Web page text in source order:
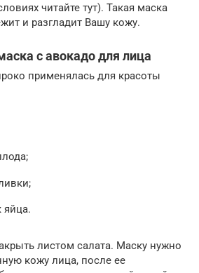
читайте тут). Такая маска
и разгладит Вашу кожу.
с авокадо для лица
применялась для красоты
яйца.
листом салата. Маску нужно
кожу лица, после ее